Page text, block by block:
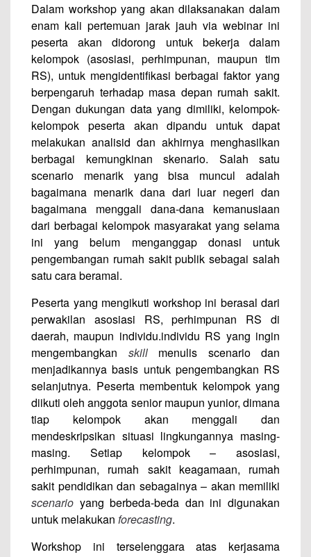
Dalam workshop yang akan dilaksanakan dalam
enam kali pertemuan jarak jauh via webinar ini
peserta akan didorong untuk bekerja dalam
kelompok (asosiasi, perhimpunan, maupun tim
RS), untuk mengidentifikasi berbagai faktor yang
berpengaruh terhadap masa depan rumah sakit.
Dengan dukungan data yang dimiliki, kelompok-
kelompok peserta akan dipandu untuk dapat
melakukan analisid dan akhirnya menghasilkan
berbagai kemungkinan skenario. Salah satu
scenario menarik yang bisa muncul adalah
bagaimana menarik dana dari luar negeri dan
bagaimana menggali dana-dana kemanusiaan
dari berbagai kelompok masyarakat yang selama
ini yang belum menganggap donasi untuk
pengembangan rumah sakit publik sebagai salah
satu cara beramal.
Peserta yang mengikuti workshop ini berasal dari
perwakilan asosiasi RS, perhimpunan RS di
daerah, maupun individu.individu RS yang ingin
mengembangkan skillmenulis scenario dan
menjadikannya basis untuk pengembangkan RS
selanjutnya. Peserta membentuk kelompok yang
diikuti oleh anggota senior maupun yunior, dimana
tiap kelompok akan menggali dan
mendeskripsikan situasi lingkungannya masing-
masing. Setiap kelompok – asosiasi,
perhimpunan, rumah sakit keagamaan, rumah
sakit pendidikan dan sebagainya – akan memiliki
scenario yang berbeda-beda dan ini digunakan
untuk melakukan forecasting.
Workshop ini terselenggara atas kerjasama